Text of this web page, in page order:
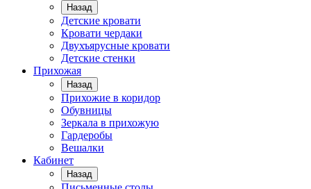
Назад
Детские кровати
Кровати чердаки
Двухъярусные кровати
Детские стенки
Прихожая
Назад
Прихожие в коридор
Обувницы
Зеркала в прихожую
Гардеробы
Вешалки
Кабинет
Назад